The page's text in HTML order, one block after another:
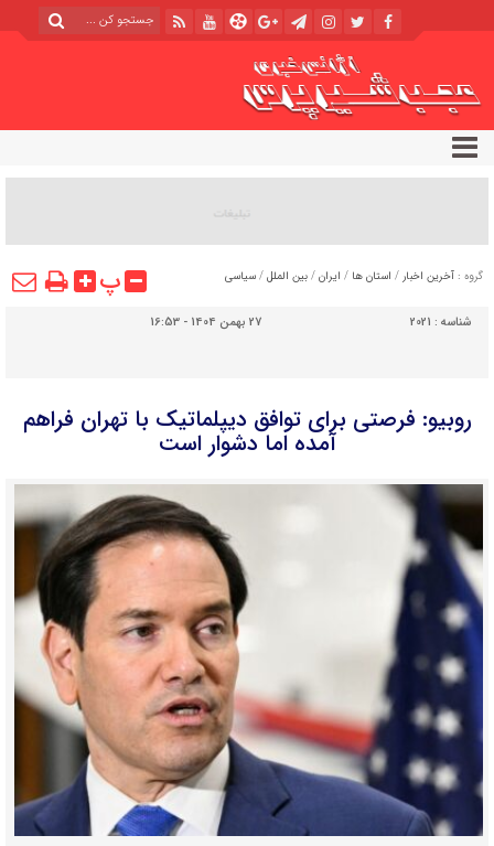
گروه : آخرین اخبار / استان ها / ایران / بین الملل / سیاسی پ
شناسه : 2021 27 بهمن 1404 - 16:53
روبیو: فرصتی برای توافق دیپلماتیک با تهران فراهم
آمده اما دشوار است